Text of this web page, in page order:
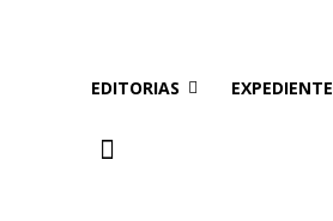
EDITORIAS EXPEDIENTE